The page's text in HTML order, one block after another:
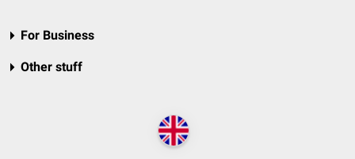
For Business
Other stuff